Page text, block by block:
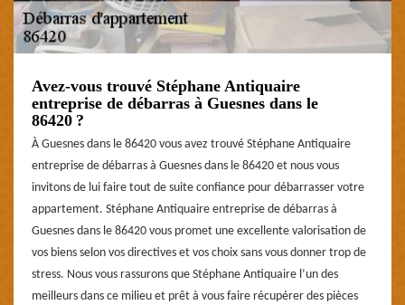
Avez-vous trouvé Stéphane Antiquaire
entreprise de débarras à Guesnes dans le
86420 ?
À Guesnes dans le 86420 vous avez trouvé Stéphane Antiquaire
entreprise de débarras à Guesnes dans le 86420 et nous vous
invitons de lui faire tout de suite confiance pour débarrasser votre
appartement. Stéphane Antiquaire entreprise de débarras à
Guesnes dans le 86420 vous promet une excellente valorisation de
vos biens selon vos directives et vos choix sans vous donner trop de
stress. Nous vous rassurons que Stéphane Antiquaire l’un des
meilleurs dans ce milieu et prêt à vous faire récupérer des pièces